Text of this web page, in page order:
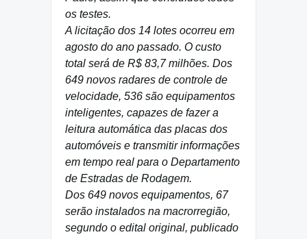
os testes.
A licitação dos 14 lotes ocorreu em
agosto do ano passado. O custo
total será de R$ 83,7 milhões. Dos
649 novos radares de controle de
velocidade, 536 são equipamentos
inteligentes, capazes de fazer a
leitura automática das placas dos
automóveis e transmitir informações
em tempo real para o Departamento
de Estradas de Rodagem.
Dos 649 novos equipamentos, 67
serão instalados na macrorregião,
segundo o edital original, publicado